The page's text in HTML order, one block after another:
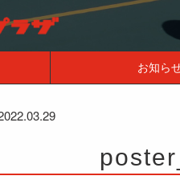
お知ら